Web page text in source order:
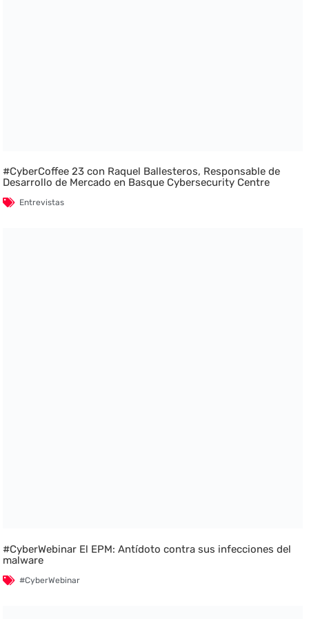
#CyberCoffee 23 con Raquel Ballesteros, Responsable de
Desarrollo de Mercado en Basque Cybersecurity Centre
Entrevistas
#CyberWebinar El EPM: Antídoto contra sus infecciones del
malware
#CyberWebinar